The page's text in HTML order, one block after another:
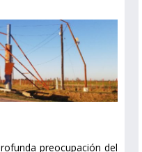
preocupación del